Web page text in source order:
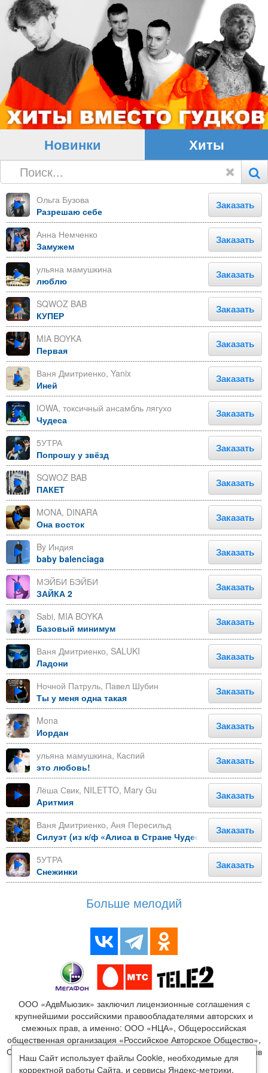
Новинки Хиты
Ольга Бузова
Разрешаю себе
Заказать
Анна Немченко
Замужем
Заказать
ульяна мамушкина
люблю
Заказать
SQWOZ BAB
КУПЕР
Заказать
MIA BOYKA
Первая
Заказать
Ваня Дмитриенко, Yanix
Иней
Заказать
IOWA, токсичный ансамбль лягухо
Чудеса
Заказать
5УТРА
Попрошу у звёзд
Заказать
SQWOZ BAB
ПАКЕТ
Заказать
MONA, DINARA
Она восток
Заказать
By Индия
baby balenciaga
Заказать
МЭЙБИ БЭЙБИ
ЗАЙКА 2
Заказать
Sabi, MIA BOYKA
Базовый минимум
Заказать
Ваня Дмитриенко, SALUKI
Ладони
Заказать
Ночной Патруль, Павел Шубин
Ты у меня одна такая
Заказать
Mona
Иордан
Заказать
ульяна мамушкина, Каспий
это любовь!
Заказать
Лёша Свик, NILETTO, Mary Gu
Аритмия
Заказать
Ваня Дмитриенко, Аня Пересильд
Силуэт (из к/ф «Алиса в Стране Чудес»)
Заказать
5УТРА
Снежинки
Заказать
Больше мелодий
ООО «АдвМьюзик» заключил лицензионные соглашения с
крупнейшими российскими правообладателями авторских и
смежных прав, а именно: ООО «НЦА», Общероссийская
общественная организация «Российское Авторское Общество»,
ООО «Издательство Монолит», ООО «ЛенГрад», ООО «Креатив
Медиа», ООО «Новый мир», ООО «Медиалайн», ООО
Наш Сайт использует файлы Cookie, необходимые для
корректной работы Сайта, и сервисы Яндекс-метрики,